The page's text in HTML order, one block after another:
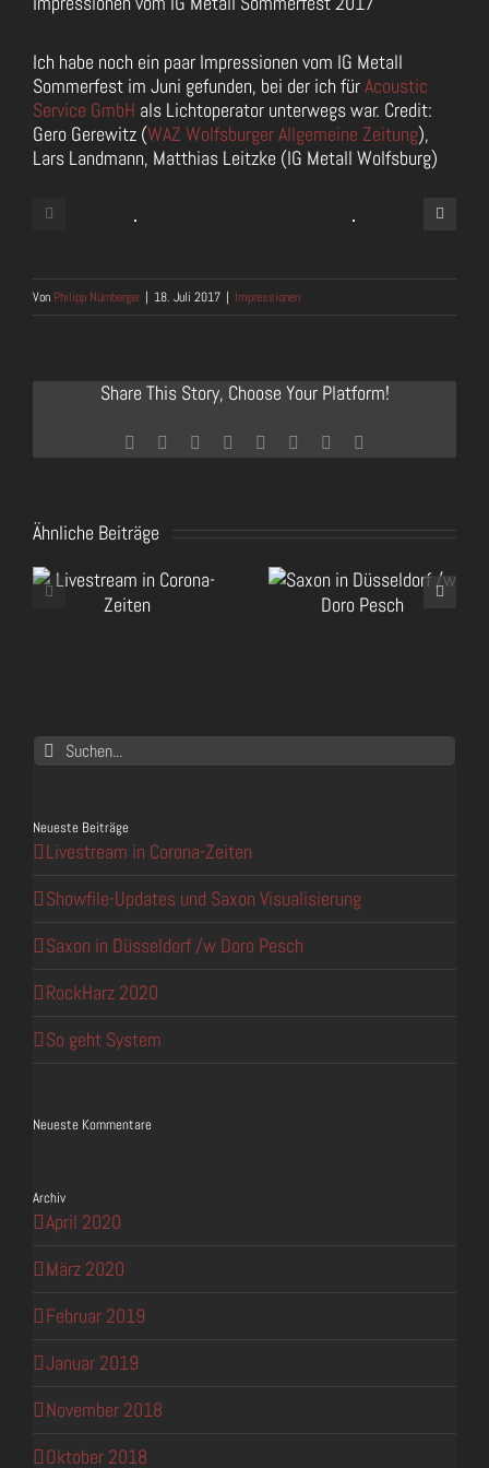
grösseres
Bild
Ich habe noch ein paar Impressionen vom IG Metall
Sommerfest im Juni gefunden, bei der ich fürAcoustic
Service GmbH als Lichtoperator unterwegs war. Credit:
Gero Gerewitz (WAZ Wolfsburger Allgemeine Zeitung),
Lars Landmann, Matthias Leitzke (IG Metall Wolfsburg)
Von Philipp Nürnberger | 18. Juli 2017 | Impressionen
Share This Story, Choose Your Platform!
Facebook
TwitterReddit LinkedIn
TumblrPinterest
Mail
Ähnliche Beiträge
Saxon in Düsseldorf
Suche
nach:
Neueste Beiträge
Livestream in Corona-Zeiten
Showfile-Updates und Saxon Visualisierung
Saxon in Düsseldorf /w Doro Pesch
RockHarz 2020
So geht System
Neueste Kommentare
Archiv
April 2020
März 2020
Februar 2019
Januar 2019
November 2018
Oktober 2018